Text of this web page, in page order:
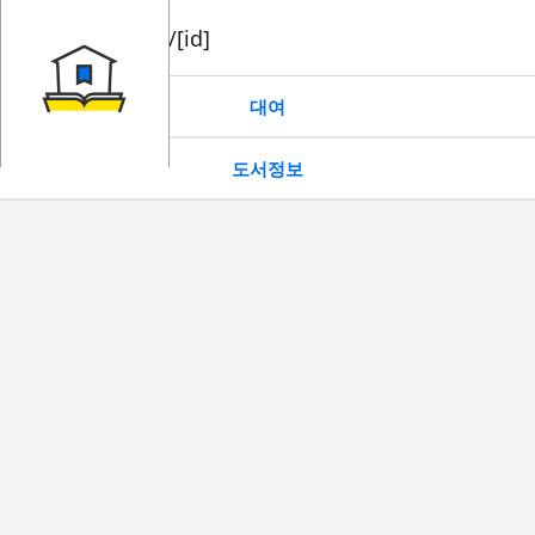
book/rent/[id]
대여
도서정보